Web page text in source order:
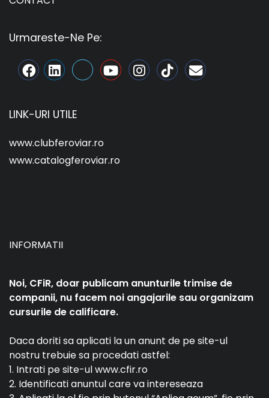
Urmareste-Ne Pe:
LINK-URI UTILE
www.clubferoviar.ro
www.catalogferoviar.ro
INFORMATII
Noi, CFiR, doar publicam anunturile trimise de
companii, nu facem noi angajarile sau organizam
cursurile de calificare.
Daca doriti sa aplicati la un anunt de pe site-ul
nostru trebuie sa procedati astfel:
1. Intrati pe site-ul www.cfir.ro
2. Identificati anuntul care va intereseaza